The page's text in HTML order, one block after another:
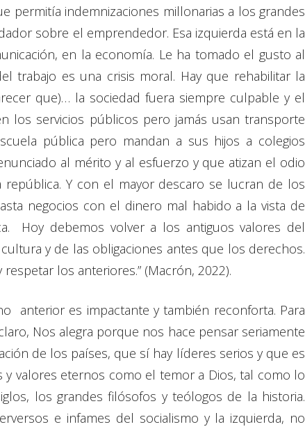
permitía indemnizaciones millonarias a los grandes
sobre el emprendedor. Esa izquierda está en la
en la economía. Le ha tomado el gusto al
trabajo es una crisis moral. Hay que rehabilitar la
que)… la sociedad fuera siempre culpable y el
los servicios públicos pero jamás usan transporte
pública pero mandan a sus hijos a colegios
al mérito y al esfuerzo y que atizan el odio
república. Y con el mayor descaro se lucran de los
negocios con el dinero mal habido a la vista de
Hoy debemos volver a los antiguos valores del
y de las obligaciones antes que los derechos.
respetar los anteriores.” (Macrón, 2022).
anterior es impactante y también reconforta. Para
Nos alegra porque nos hace pensar seriamente
de los países, que sí hay líderes serios y que es
y valores eternos como el temor a Dios, tal como lo
los grandes filósofos y teólogos de la historia.
e infames del socialismo y la izquierda, no